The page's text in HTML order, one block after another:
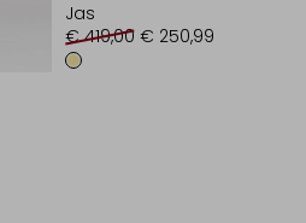
Jas
€ 419,00 € 250,99